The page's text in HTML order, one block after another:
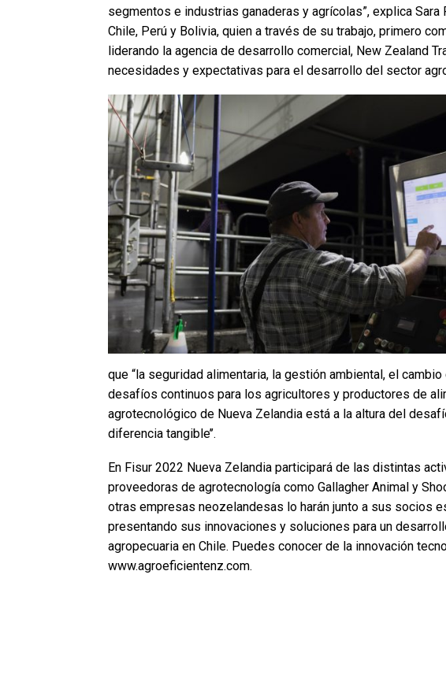
segmentos e industrias ganaderas y agrícolas”, explica
Chile, Perú y Bolivia, quien a través de su trabajo, primero
liderando la agencia de desarrollo comercial, New Zealand
necesidades y expectativas para el desarrollo del sector
que “la seguridad alimentaria, la gestión ambiental, el
desafíos continuos para los agricultores y productores de
agrotecnológico de Nueva Zelandia está a la altura del
diferencia tangible’’.
En Fisur 2022 Nueva Zelandia participará de las distintas
proveedoras de agrotecnología como Gallagher Animal y
otras empresas neozelandesas lo harán junto a sus socios
presentando sus innovaciones y soluciones para un
agropecuaria en Chile. Puedes conocer de la innovación
www.agroeficientenz.com.